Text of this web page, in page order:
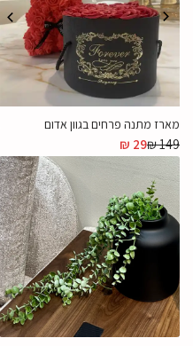
מארז מתנה פרחים בגוון אדום
₪149
₪ 29